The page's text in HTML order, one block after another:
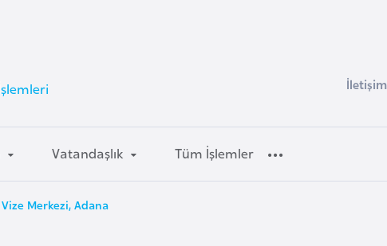
İletişim
Vatandaşlık Tüm İşlemler
Merkezi, Adana